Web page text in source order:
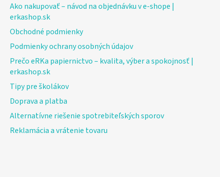
Ako nakupovať – návod na objednávku v e-shope |
erkashop.sk
Obchodné podmienky
Podmienky ochrany osobných údajov
Prečo eRKa papiernictvo – kvalita, výber a spokojnosť |
erkashop.sk
Tipy pre školákov
Doprava a platba
Alternatívne riešenie spotrebiteľských sporov
Reklamácia a vrátenie tovaru